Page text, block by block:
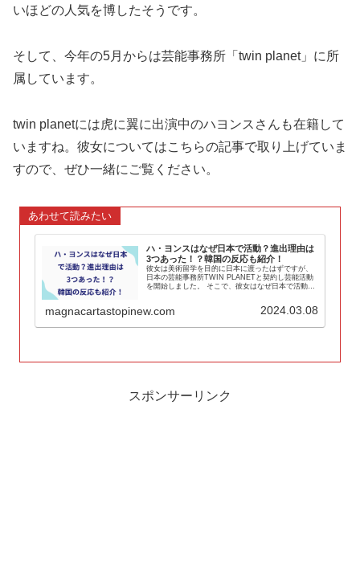
いほどの人気を博したそうです。
そして、今年の5月からは芸能事務所「twin planet」に所
属しています。
twin planetには虎に翼に出演中のハヨンスさんも在籍して
いますね。彼女についてはこちらの記事で取り上げていま
すので、ぜひ一緒にご覧ください。
あわせて読みたい
ハ・ヨンスはなぜ日本で活動？進出理由は
3つあった！？韓国の反応も紹介！
彼女は美術留学を目的に日本に渡ったはずですが、
日本の芸能事務所TWIN PLANETと契約し芸能活動
を開始しました。 そこで、彼女はなぜ日本で活動を
magnacartastopinew.com 2024.03.08
スポンサーリンク